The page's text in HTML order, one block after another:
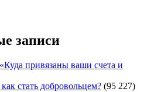
записи
привязаны ваши счета и
стать добровольцем? (95 227)